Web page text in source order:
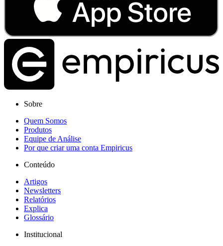
Sobre
Quem Somos
Produtos
Equipe de Análise
Por que criar uma conta Empiricus
Conteúdo
Artigos
Newsletters
Relatórios
Explica
Glossário
Institucional